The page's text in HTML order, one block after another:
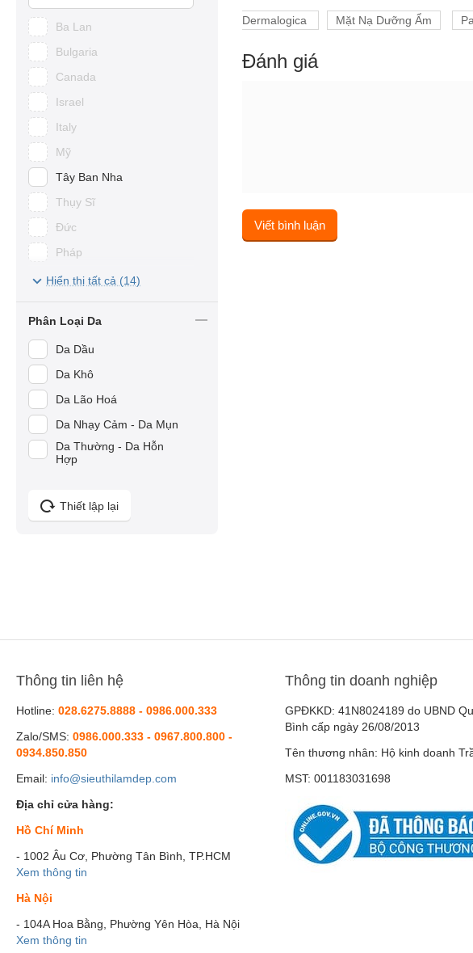
Dermalogica Mặt Nạ Dưỡng Ẩm
Đánh giá
Viết bình luận
Eveline
SkinClinic
CHO NAMI
VICHY
Dabo
AHOHWA
AINHOA
Asap
Bruno Vassari
Cell Fusion C
CMD Cosmetic
DrCeutics
Floslek
GiCos
Ba Lan
Bulgaria
Canada
Israel
Italy
Mỹ
Tây Ban Nha
Thụy Sĩ
Đức
Pháp
Úc
Hàn Quốc
Việt Nam
Hiển thị tất cả (14)
Phân Loại Da
Da Dầu
Da Khô
Da Lão Hoá
Da Nhạy Cảm - Da Mụn
Da Thường - Da Hỗn
Hợp
Thiết lập lại
Thông tin liên hệ
Hotline: 028.6275.8888 - 0986.000.333
Zalo/SMS: 0986.000.333 - 0967.800.800 -
0934.850.850
Email: info@sieuthilamdep.com
Địa chỉ cửa hàng:
Hồ Chí Minh
- 1002 Âu Cơ, Phường Tân Bình, TP.HCM
Xem thông tin
Hà Nội
- 104A Hoa Bằng, Phường Yên Hòa, Hà Nội
Xem thông tin
Thông tin doanh nghiệp
GPĐKKD: 41N8024189 do UBND
Bình cấp ngày 26/08/2013
Tên thương nhân: Hộ kinh doanh
MST: 001183031698